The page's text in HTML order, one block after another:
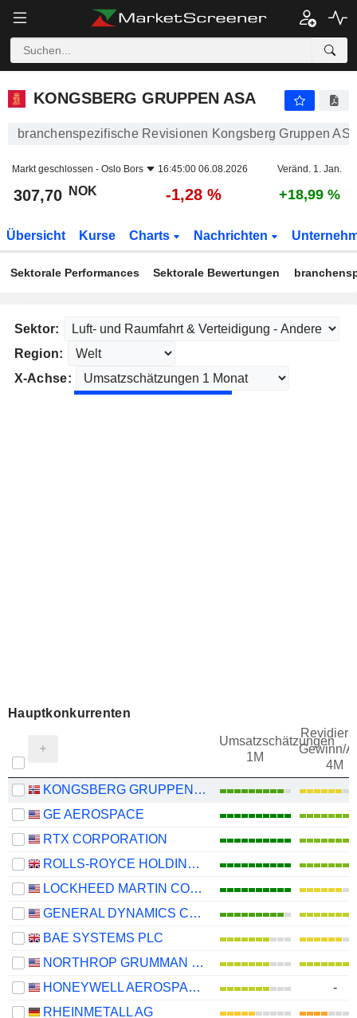
KONGSBERG GRUPPEN ASA
branchenspezifische Revisionen Kongsberg Gruppen
Markt geschlossen - Oslo Bors 16:45:00 06.08.2026 Veränd. 1. Jan.
307,70 NOK -1,28 % +18,99 %
Übersicht Kurse Charts Nachrichten
Sektorale Performances Sektorale Bewertungen
Sektor:
Region:
X-Achse:
Hauptkonkurrenten
Umsatzschätzungen
1M
Gewinn/
4M
KONGSBERG GRUPPEN ASA
GE AEROSPACE
RTX CORPORATION
ROLLS-ROYCE HOLDINGS PLC
LOCKHEED MARTIN CORPORATION
GENERAL DYNAMICS CORPORATION
BAE SYSTEMS PLC
NORTHROP GRUMMAN CORPORATION
HONEYWELL AEROSPACE INC.
-
RHEINMETALL AG